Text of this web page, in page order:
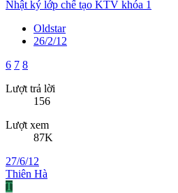
Nhật ký lớp chế tạo KTV khóa 1
Oldstar
26/2/12
6 7 8
Lượt trả lời
156
Lượt xem
87K
27/6/12
Thiên Hà
T